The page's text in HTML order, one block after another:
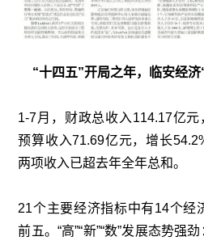
“十四五”开局之年，临安经
1-7月，财政总收入114.17亿
预算收入71.69亿元，增长
两项收入已超去年全年总和。
21个主要经济指标中有14个经
前五。“高”“新”“数”发展态势强